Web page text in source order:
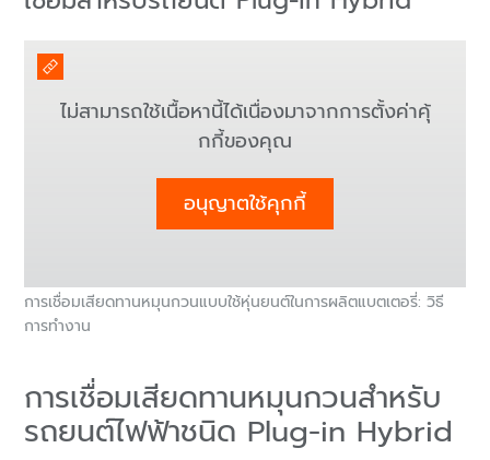
ไม่สามารถใช้เนื้อหานี้ได้เนื่องมาจากการตั้งค่าคุ้
กกี้ของคุณ
อนุญาตใช้คุกกี้
การเชื่อมเสียดทานหมุนกวนแบบใช้หุ่นยนต์ในการผลิตแบตเตอรี่: วิธี
การทำงาน
การเชื่อมเสียดทานหมุนกวนสำหรับ
รถยนต์ไฟฟ้าชนิด Plug-in Hybrid